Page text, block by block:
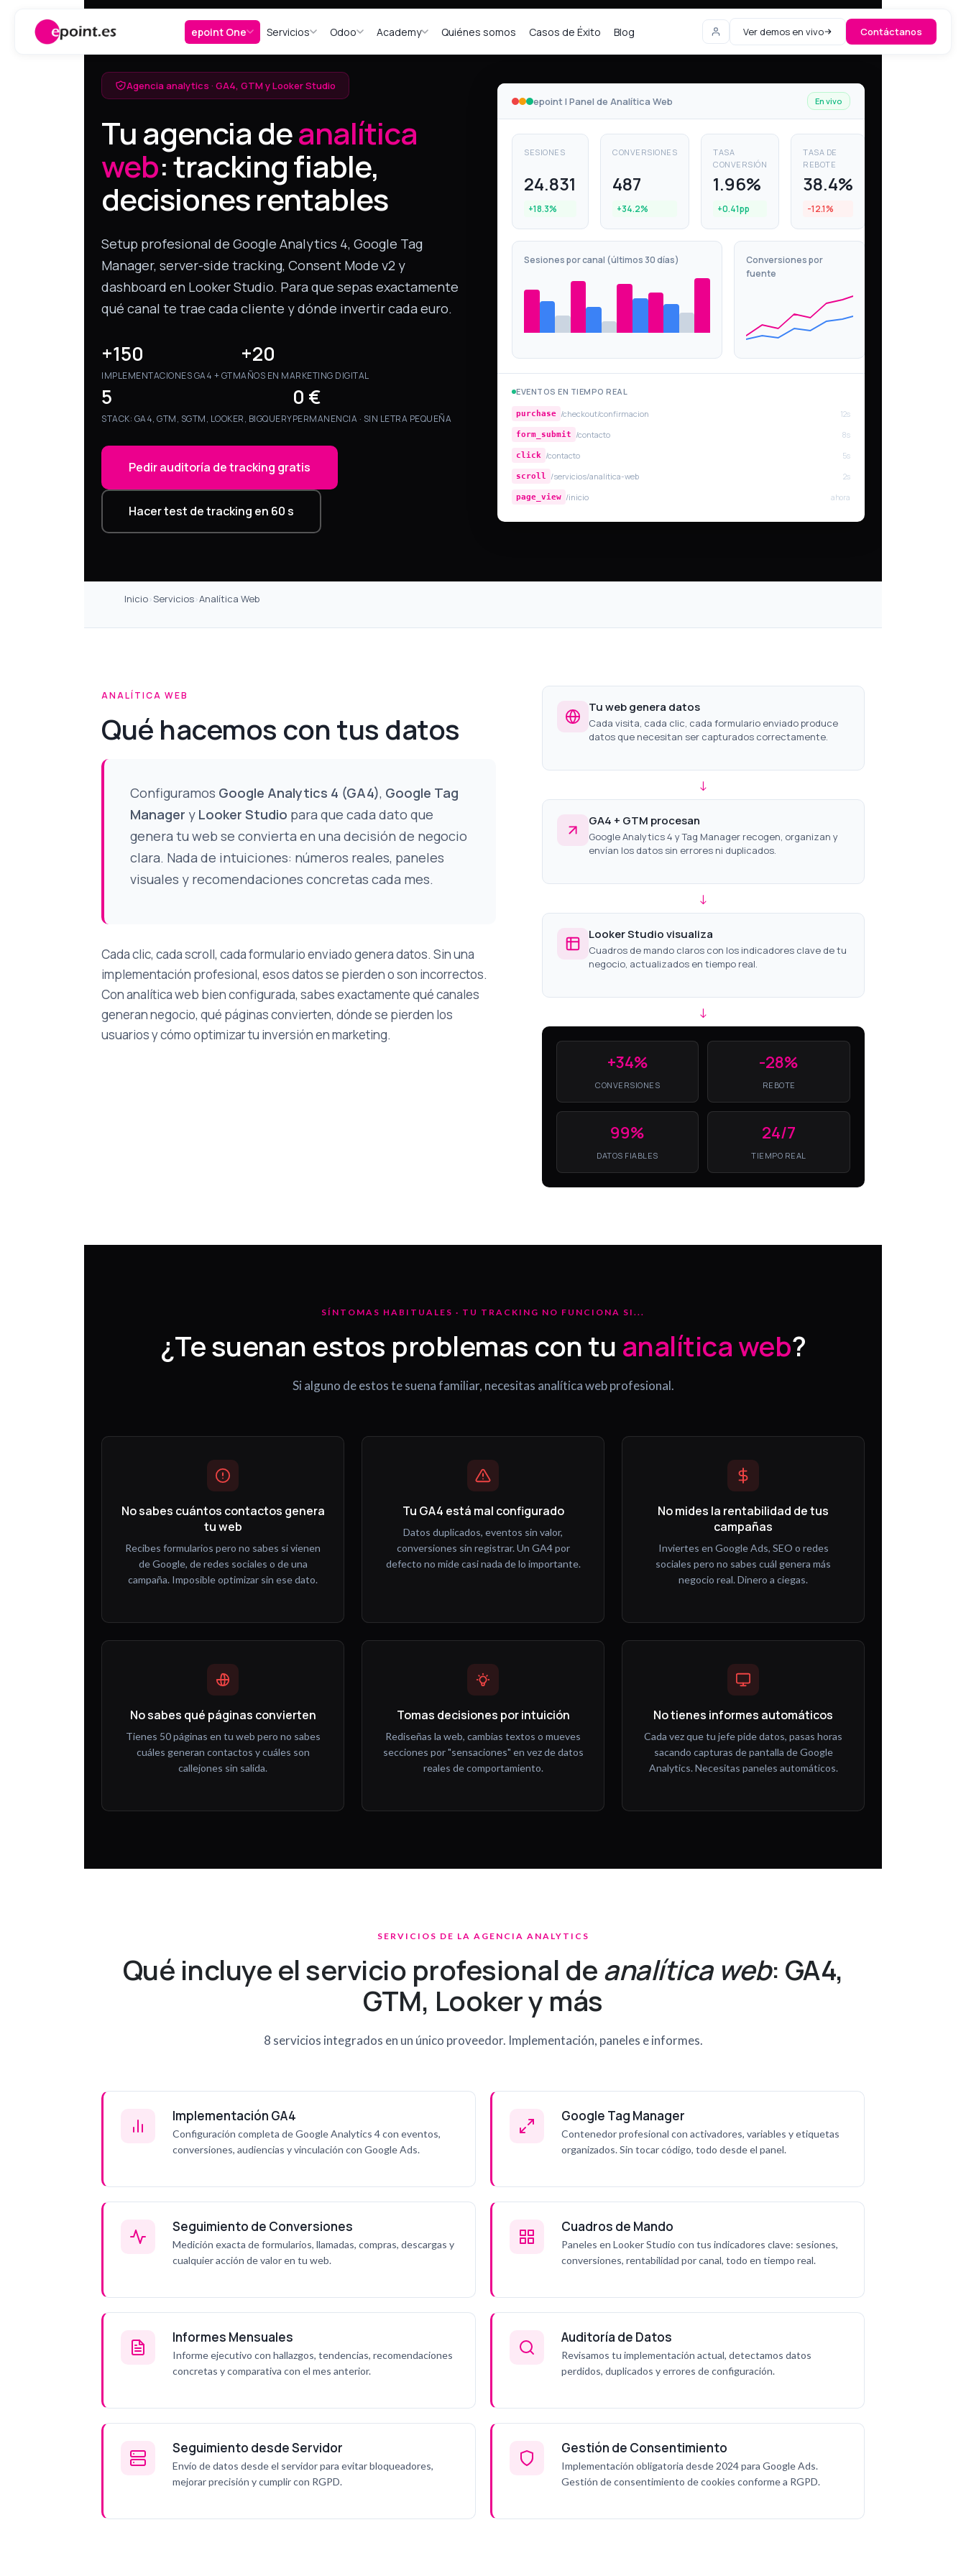
epoint One Servicios Odoo Academy Quiénes somos Casos de Éxito Blog Ver demos en vivo Contáctanos
Agencia analytics · GA4, GTM y Looker Studio
Tu agencia deanalítica
web: tracking fiable,
decisiones rentables
Setup profesional de Google Analytics 4, Google Tag
Manager, server-side tracking, Consent Mode v2 y
dashboard en Looker Studio. Para que sepas exactamente
qué canal te trae cada cliente y dónde invertir cada euro.
+150
IMPLEMENTACIONES GA4 + GTM
+20
AÑOS EN MARKETING DIGITAL
5
STACK: GA4, GTM, SGTM, LOOKER, BIGQUERY
0 €
PERMANENCIA · SIN LETRA PEQUEÑA
Pedir auditoría de tracking gratis
Hacer test de tracking en 60 s
epoint | Panel de Analítica Web En vivo
SESIONES
24.831
+18.3%
CONVERSIONES
487
+34.2%
TASA
CONVERSIÓN
1.96%
+0.41pp
TASA DE
REBOTE
38.4%
-12.1%
Sesiones por canal (últimos 30 días)
Conversiones por
fuente
EVENTOS EN TIEMPO REAL
purchase /checkout/confirmacion 12s
form_submit /contacto 8s
click /contacto 5s
scroll /servicios/analitica-web 2s
page_view /inicio ahora
Inicio›Servicios›Analítica Web
ANALÍTICA WEB
Qué hacemos con tus datos
Configuramos Google Analytics 4 (GA4), Google Tag
Manager y Looker Studio para que cada dato que
genera tu web se convierta en una decisión de negocio
clara. Nada de intuiciones: números reales, paneles
visuales y recomendaciones concretas cada mes.
Cada clic, cada scroll, cada formulario enviado genera datos. Sin una
implementación profesional, esos datos se pierden o son incorrectos.
Con analítica web bien configurada, sabes exactamente qué canales
generan negocio, qué páginas convierten, dónde se pierden los
usuarios y cómo optimizar tu inversión en marketing.
Tu web genera datos
Cada visita, cada clic, cada formulario enviado produce
datos que necesitan ser capturados correctamente.
↓
GA4 + GTM procesan
Google Analytics 4 y Tag Manager recogen, organizan y
envían los datos sin errores ni duplicados.
↓
Looker Studio visualiza
Cuadros de mando claros con los indicadores clave de tu
negocio, actualizados en tiempo real.
↓
+34%
CONVERSIONES
-28%
REBOTE
99%
DATOS FIABLES
24/7
TIEMPO REAL
SÍNTOMAS HABITUALES · TU TRACKING NO FUNCIONA SI...
¿Te suenan estos problemas con tu analítica web?
Si alguno de estos te suena familiar, necesitas analítica web profesional.
No sabes cuántos contactos genera
tu web
Recibes formularios pero no sabes si vienen
de Google, de redes sociales o de una
campaña. Imposible optimizar sin ese dato.
Tu GA4 está mal configurado
Datos duplicados, eventos sin valor,
conversiones sin registrar. Un GA4 por
defecto no mide casi nada de lo importante.
No mides la rentabilidad de tus
campañas
Inviertes en Google Ads, SEO o redes
sociales pero no sabes cuál genera más
negocio real. Dinero a ciegas.
No sabes qué páginas convierten
Tienes 50 páginas en tu web pero no sabes
cuáles generan contactos y cuáles son
callejones sin salida.
Tomas decisiones por intuición
Rediseñas la web, cambias textos o mueves
secciones por "sensaciones" en vez de datos
reales de comportamiento.
No tienes informes automáticos
Cada vez que tu jefe pide datos, pasas horas
sacando capturas de pantalla de Google
Analytics. Necesitas paneles automáticos.
SERVICIOS DE LA AGENCIA ANALYTICS
Qué incluye el servicio profesional deanalítica web: GA4,
GTM, Looker y más
8 servicios integrados en un único proveedor. Implementación, paneles e informes.
Implementación GA4
Configuración completa de Google Analytics 4 con eventos,
conversiones, audiencias y vinculación con Google Ads.
Google Tag Manager
Contenedor profesional con activadores, variables y etiquetas
organizados. Sin tocar código, todo desde el panel.
Seguimiento de Conversiones
Medición exacta de formularios, llamadas, compras, descargas y
cualquier acción de valor en tu web.
Cuadros de Mando
Paneles en Looker Studio con tus indicadores clave: sesiones,
conversiones, rentabilidad por canal, todo en tiempo real.
Informes Mensuales
Informe ejecutivo con hallazgos, tendencias, recomendaciones
concretas y comparativa con el mes anterior.
Auditoría de Datos
Revisamos tu implementación actual, detectamos datos
perdidos, duplicados y errores de configuración.
Seguimiento desde Servidor
Envío de datos desde el servidor para evitar bloqueadores,
mejorar precisión y cumplir con RGPD.
Gestión de Consentimiento
Implementación obligatoria desde 2024 para Google Ads.
Gestión de consentimiento de cookies conforme a RGPD.